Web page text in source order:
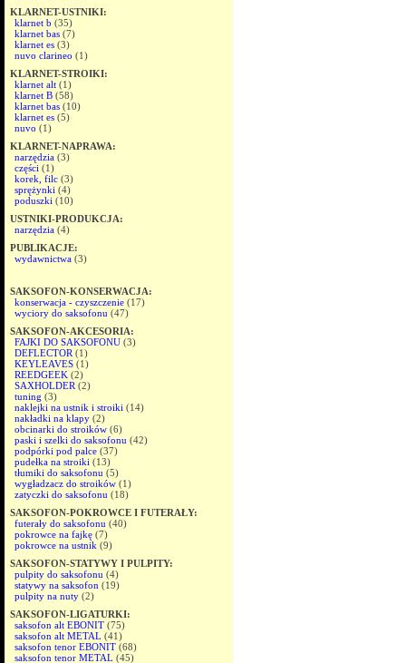
KLARNET-USTNIKI:
klarnet b (35)
klarnet bas (7)
klarnet es (3)
nuvo clarineo (1)
KLARNET-STROIKI:
klarnet alt (1)
klarnet B (58)
klarnet bas (10)
klarnet es (5)
nuvo (1)
KLARNET-NAPRAWA:
narzędzia (3)
części (1)
korek, filc (3)
sprężynki (4)
poduszki (10)
USTNIKI-PRODUKCJA:
narzędzia (4)
PUBLIKACJE:
wydawnictwa (3)
SAKSOFON-KONSERWACJA:
konserwacja - czyszczenie (17)
wyciory do saksofonu (47)
SAKSOFON-AKCESORIA:
FAJKI DO SAKSOFONU (3)
DEFLECTOR (1)
KEYLEAVES (1)
REEDGEEK (2)
SAXHOLDER (2)
tuning (3)
naklejki na ustnik i stroiki (14)
nakładki na klapy (2)
obcinarki do stroików (6)
paski i szelki do saksofonu (42)
podpórki pod palce (37)
pudełka na stroiki (13)
tłumiki do saksofonu (5)
wygładzacz do stroików (1)
zatyczki do saksofonu (18)
SAKSOFON-POKROWCE I FUTERAŁY:
futerały do saksofonu (40)
pokrowce na fajkę (7)
pokrowce na ustnik (9)
SAKSOFON-STATYWY I PULPITY:
pulpity do saksofonu (4)
statywy na saksofon (19)
pulpity na nuty (2)
SAKSOFON-LIGATURKI:
saksofon alt EBONIT (75)
saksofon alt METAL (41)
saksofon tenor EBONIT (68)
saksofon tenor METAL (45)